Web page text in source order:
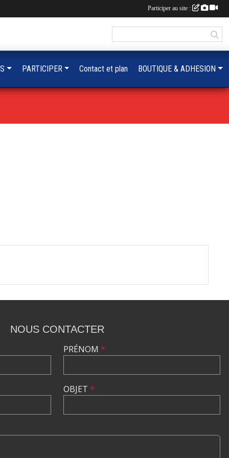
PARTICIPER Contact et plan BOUTIQUE & ADHESION
NOUS CONTACTER
PRÉNOM *
OBJET *
Participer au site :